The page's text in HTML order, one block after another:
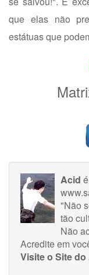
que elas não
estátuas que
Acid
"Não
tão
Não
Acredite em
Visite o Site